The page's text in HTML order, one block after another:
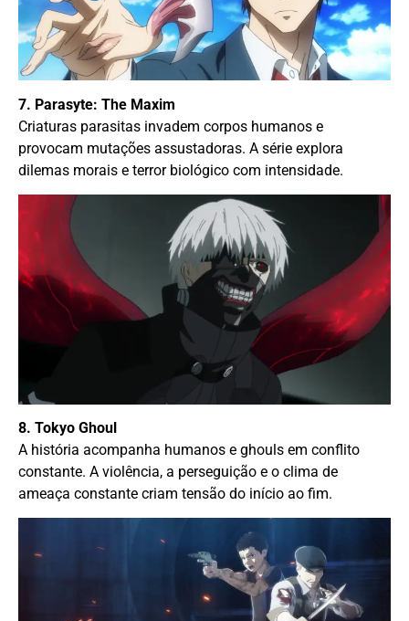
7. Parasyte: The Maxim
Criaturas parasitas invadem corpos humanos e
provocam mutações assustadoras. A série explora
dilemas morais e terror biológico com intensidade.
8. Tokyo Ghoul
A história acompanha humanos e ghouls em conflito
constante. A violência, a perseguição e o clima de
ameaça constante criam tensão do início ao fim.